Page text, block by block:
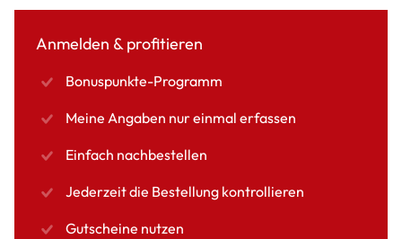
Anmelden & profitieren
Bonuspunkte-Programm
Meine Angaben nur einmal erfassen
Einfach nachbestellen
Jederzeit die Bestellung kontrollieren
Gutscheine nutzen